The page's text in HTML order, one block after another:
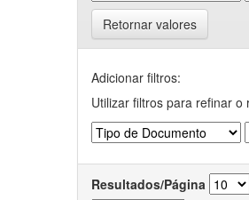
Retornar valores
Adicionar filtros:
Utilizar filtros para refinar o
Resultados/Página